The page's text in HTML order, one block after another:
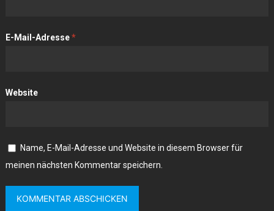
E-Mail-Adresse*
Website
Name, E-Mail-Adresse und Website in diesem Browser für
meinen nächsten Kommentar speichern.